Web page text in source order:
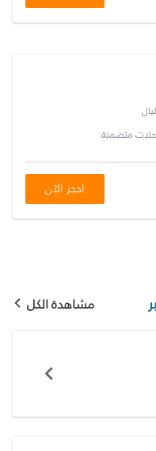
متضمنة
احجز الآن
مشاهدة الكل